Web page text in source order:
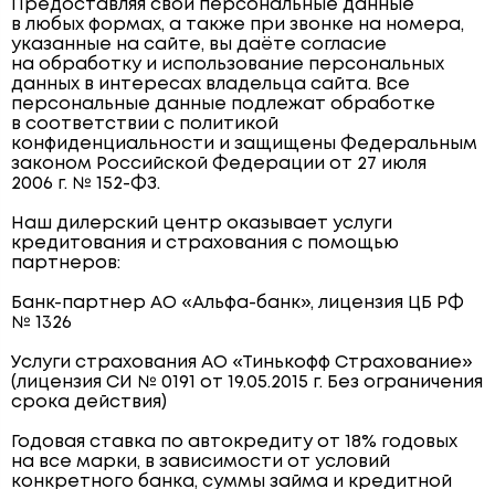
Предоставляя свои персональные данные
в любых формах, а также при звонке на номера,
указанные на сайте, вы даёте согласие
на обработку и использование персональных
данных в интересах владельца сайта. Все
персональные данные подлежат обработке
в соответствии с политикой
конфиденциальности и защищены Федеральным
законом Российской Федерации от 27 июля
2006 г. № 152-ФЗ.
Наш дилерский центр оказывает услуги
кредитования и страхования с помощью
партнеров:
Банк-партнер АО «Альфа-банк», лицензия ЦБ РФ
№ 1326
Услуги страхования АО «Тинькофф Страхование»
(лицензия СИ № 0191 от 19.05.2015 г. Без ограничения
срока действия)
Годовая ставка по автокредиту от 18% годовых
на все марки, в зависимости от условий
конкретного банка, суммы займа и кредитной